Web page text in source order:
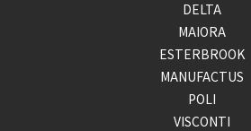
DELTA
MAIORA
ESTERBROOK
MANUFACTUS
POLI
VISCONTI